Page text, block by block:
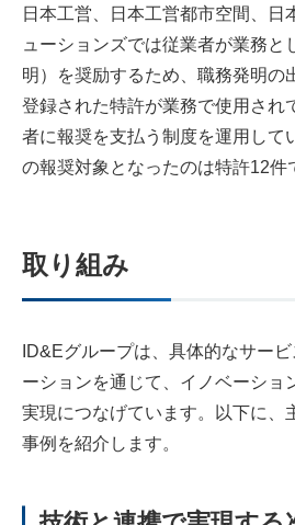
日本工営、日本工営都市空間、日
ューションズでは従業者が業務と
明）を奨励するため、職務発明の
登録された特許が業務で使用され
者に報奨を支払う制度を運用して
の報奨対象となったのは特許12件
取り組み
ID&Eグループは、具体的なサー
ーションを通じて、イノベーショ
実現につなげています。以下に、
事例を紹介します。